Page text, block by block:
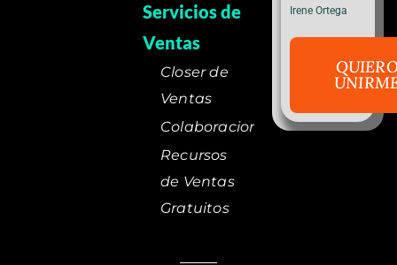
Servicios de
Ventas
Closer de
Ventas
Colaboraciones
Recursos
de Ventas
Gratuitos
Irene Ortega